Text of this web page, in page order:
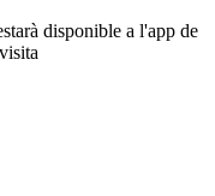
disponible a l'app de